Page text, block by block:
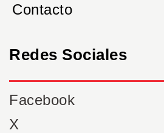
Contacto
Redes Sociales
Facebook
X